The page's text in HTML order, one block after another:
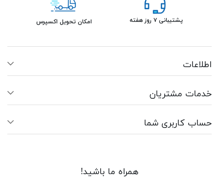
پشتیبانی ۷ روز هفته امکان تحویل اکسپرس
اطلاعات
خدمات مشتریان
حساب کاربری شما
همراه ما باشید!